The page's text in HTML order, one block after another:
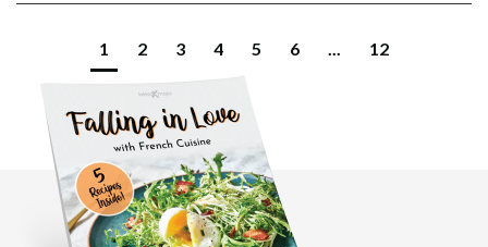
1 2 3 4 5 6 ... 12